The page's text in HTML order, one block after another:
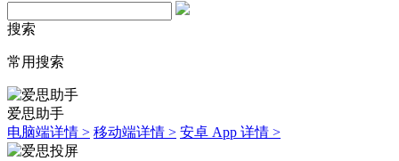
搜索
常用搜索
爱思助手
电脑端详情 > 移动端详情 > 安卓 App 详情 >